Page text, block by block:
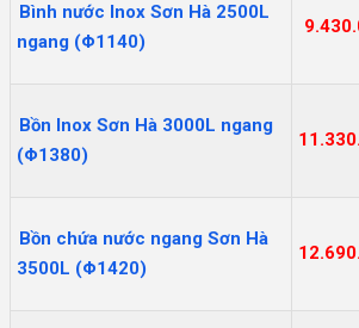
Bình nước Inox Sơn Hà 2500L
ngang (Φ1140)
Bồn Inox Sơn Hà 3000L ngang
(Φ1380)
Bồn chứa nước ngang Sơn Hà
3500L (Φ1420)